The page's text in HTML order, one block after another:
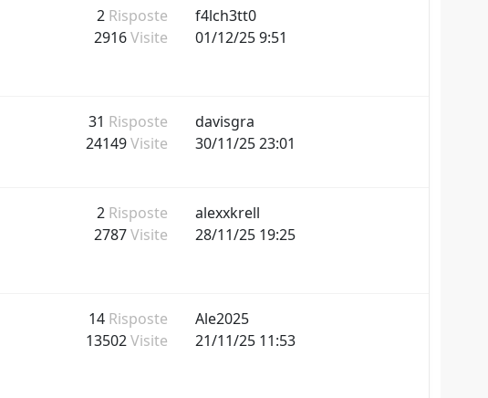
2 Risposte
2916Visite
f4lch3tt0
01/12/25 9:51
31 Risposte
24149Visite
davisgra
30/11/25 23:01
2 Risposte
2787Visite
alexxkrell
28/11/25 19:25
14 Risposte
13502Visite
Ale2025
21/11/25 11:53